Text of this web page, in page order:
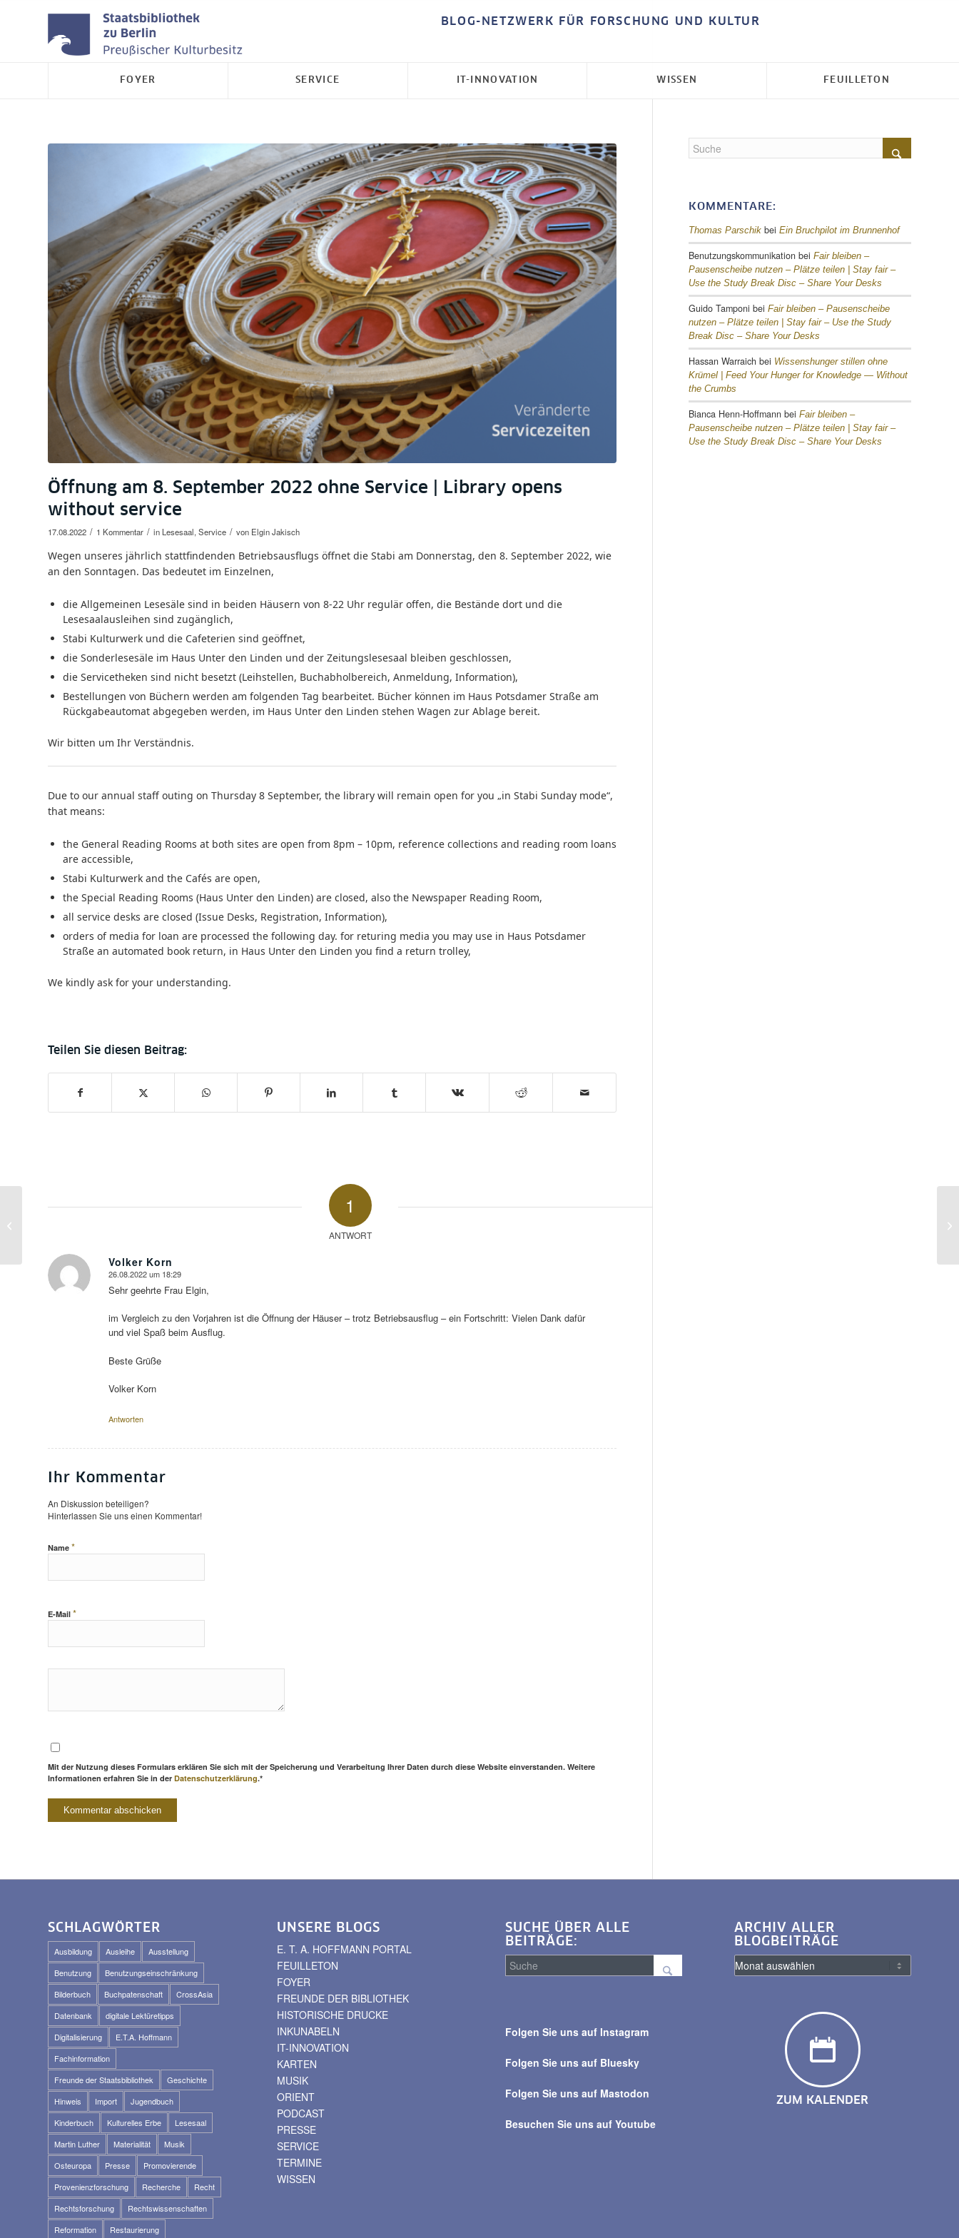
BLOG-NETZWERK FÜR FORSCHUNG UND KULTUR
FOYER SERVICE IT-INNOVATION WISSEN FEUILLETON
Öffnung am 8. September 2022 ohne Service | Library opens
without service
17.08.2022 / 1 Kommentar / in Lesesaal, Service / von Elgin Jakisch
Wegen unseres jährlich stattfindenden Betriebsausflugs öffnet die Stabi am Donnerstag, den 8. September 2022, wie
an den Sonntagen. Das bedeutet im Einzelnen,
die Allgemeinen Lesesäle sind in beiden Häusern von 8-22 Uhr regulär offen, die Bestände dort und die
Lesesaalausleihen sind zugänglich,
Stabi Kulturwerk und die Cafeterien sind geöffnet,
die Sonderlesesäle im Haus Unter den Linden und der Zeitungslesesaal bleiben geschlossen,
die Servicetheken sind nicht besetzt (Leihstellen, Buchabholbereich, Anmeldung, Information),
Bestellungen von Büchern werden am folgenden Tag bearbeitet. Bücher können im Haus Potsdamer Straße am
Rückgabeautomat abgegeben werden, im Haus Unter den Linden stehen Wagen zur Ablage bereit.
Wir bitten um Ihr Verständnis.
Due to our annual staff outing on Thursday 8 September, the library will remain open for you „in Stabi Sunday mode“,
that means:
the General Reading Rooms at both sites are open from 8pm – 10pm, reference collections and reading room loans
are accessible,
Stabi Kulturwerk and the Cafés are open,
the Special Reading Rooms (Haus Unter den Linden) are closed, also the Newspaper Reading Room,
all service desks are closed (Issue Desks, Registration, Information),
orders of media for loan are processed the following day. for returing media you may use in Haus Potsdamer
Straße an automated book return, in Haus Unter den Linden you find a return trolley,
We kindly ask for your understanding.
1
ANTWORT
Volker Korn
sagte:
26.08.2022 um 18:29
Sehr geehrte Frau Elgin,
im Vergleich zu den Vorjahren ist die Öffnung der Häuser – trotz Betriebsausflug – ein Fortschritt: Vielen Dank dafür
und viel Spaß beim Ausflug.
Beste Grüße
Volker Korn
Antworten
Ihr Kommentar
An Diskussion beteiligen?
Hinterlassen Sie uns einen Kommentar!
Name *
E-Mail *
Mit der Nutzung dieses Formulars erklären Sie sich mit der Speicherung und Verarbeitung Ihrer Daten durch diese Website einverstanden. Weitere
Informationen erfahren Sie in der Datenschutzerklärung.*
KOMMENTARE:
Thomas Parschik bei Ein Bruchpilot im Brunnenhof
Benutzungskommunikation bei Fair bleiben –
Pausenscheibe nutzen – Plätze teilen | Stay fair –
Use the Study Break Disc – Share Your Desks
Guido Tamponi bei Fair bleiben – Pausenscheibe
nutzen – Plätze teilen | Stay fair – Use the Study
Break Disc – Share Your Desks
Hassan Warraich bei Wissenshunger stillen ohne
Krümel | Feed Your Hunger for Knowledge — Without
the Crumbs
Bianca Henn-Hoffmann bei Fair bleiben –
Pausenscheibe nutzen – Plätze teilen | Stay fair –
Use the Study Break Disc – Share Your Desks
SCHLAGWÖRTER
Ausbildung Ausleihe
Ausstellung
Benutzung
Benutzungseinschränkung
Bilderbuch
Buchpatenschaft
CrossAsia
Datenbank
digitale Lektüretipps
Digitalisierung
E.T.A. Hoffmann
Fachinformation
Freunde der Staatsbibliothek
Geschichte
Hinweis
Import
Jugendbuch
Kinderbuch
Kulturelles Erbe
Lesesaal
Martin Luther
Materialität
Musik
Osteuropa
Presse
Promovierende
Provenienzforschung
Recherche
Recht
Rechtsforschung
Rechtswissenschaften
Reformation
Restaurierung
UNSERE BLOGS
E. T. A. HOFFMANN PORTAL
FEUILLETON
FOYER
FREUNDE DER BIBLIOTHEK
HISTORISCHE DRUCKE
INKUNABELN
IT-INNOVATION
KARTEN
MUSIK
ORIENT
PODCAST
PRESSE
SERVICE
TERMINE
WISSEN
SUCHE ÜBER ALLE
BEITRÄGE:
alle
Folgen Sie uns auf Instagram
Folgen Sie uns auf Bluesky
Folgen Sie uns auf Mastodon
Besuchen Sie uns auf Youtube
ARCHIV ALLER
BLOGBEITRÄGE
ZUM KALENDER
Unheimlich fantastisch: